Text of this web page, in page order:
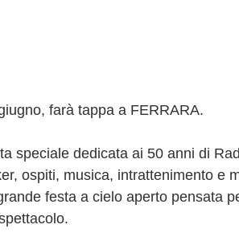
farà tappa a FERRARA.
speciale dedicata ai 50 anni di
ospiti, musica, intrattenimento e
festa a cielo aperto pensata